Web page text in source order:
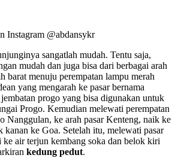
Instagram @abdansykr
sangatlah mudah. Tentu saja,
mudah dan juga bisa dari berbagai arah
barat menuju perempatan lampu merah
yang mengarah ke pasar bernama
progo yang bisa digunakan untuk
Progo. Kemudian melewati perempatan
Nanggulan, ke arah pasar Kenteng, naik ke
kanan ke Goa. Setelah itu, melewati pasar
air terjun kembang soka dan belok kiri
kedung pedut.